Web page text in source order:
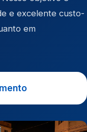
e excelente custo-
em